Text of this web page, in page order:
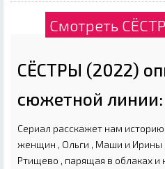
Смотреть
СЁСТРЫ (2022)
сюжетной линии:
Сериал расскажет нам
женщин , Ольги , Маши и Ирины
Ртищево , парящая в облаках и